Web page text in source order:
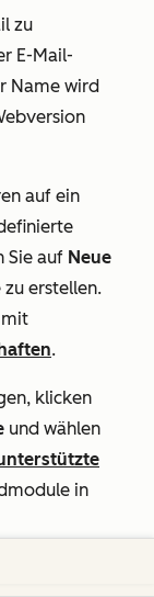
zu
E-Mail-
Name wird
auf ein
Sie auf Neue
zu erstellen.
mit
.
klicken
und wählen
in
erstellen,